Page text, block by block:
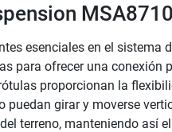
esenciales en el sistema
para ofrecer una conexión
proporcionan la
puedan girar y moverse
terreno, manteniendo así